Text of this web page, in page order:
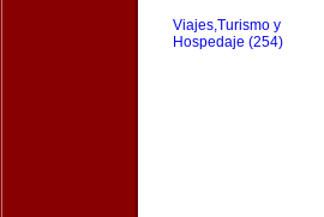
Viajes,Turismo y
Hospedaje (254)